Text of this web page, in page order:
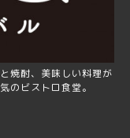
焼酎、美味しい料理が
のビストロ食堂。